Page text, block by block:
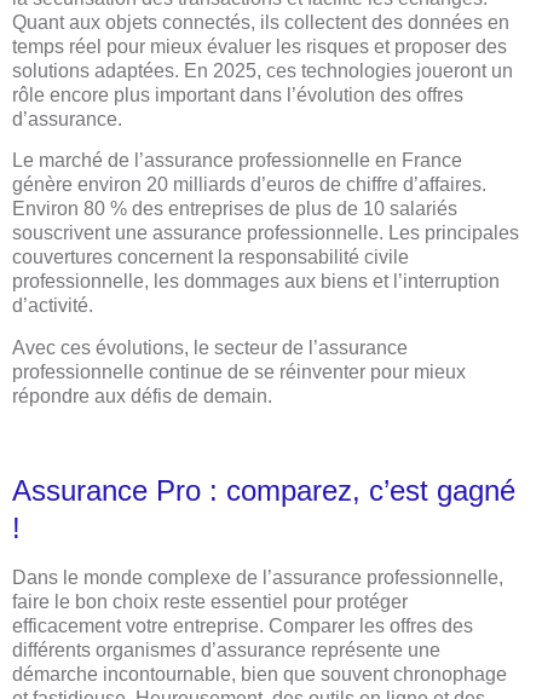
Quant aux objets connectés, ils collectent des données en
temps réel pour mieux évaluer les risques et proposer des
solutions adaptées. En 2025, ces technologies joueront un
rôle encore plus important dans l’évolution des offres
d’assurance.
Le marché de l’assurance professionnelle en France
génère environ 20 milliards d’euros de chiffre d’affaires.
Environ 80 % des entreprises de plus de 10 salariés
souscrivent une assurance professionnelle. Les principales
couvertures concernent la responsabilité civile
professionnelle, les dommages aux biens et l’interruption
d’activité.
Avec ces évolutions, le secteur de l’assurance
professionnelle continue de se réinventer pour mieux
répondre aux défis de demain.
Assurance Pro : comparez, c’est gagné
!
Dans le monde complexe de l’assurance professionnelle,
faire le bon choix reste essentiel pour protéger
efficacement votre entreprise. Comparer les offres des
différents organismes d’assurance représente une
démarche incontournable, bien que souvent chronophage